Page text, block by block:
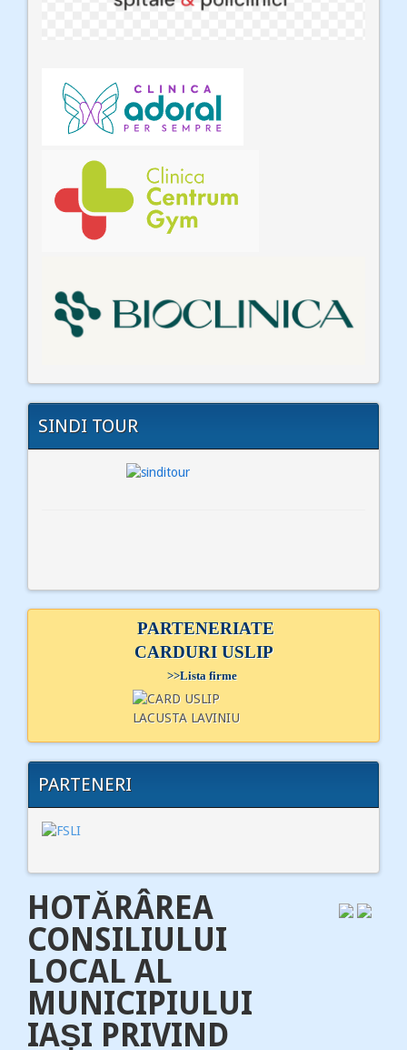
SINDI TOUR
PARTENERIATE
CARDURI USLIP
>>Lista firme
PARTENERI
HOTĂRÂREA
CONSILIULUI
LOCAL AL
MUNICIPIULUI
IAȘI PRIVIND